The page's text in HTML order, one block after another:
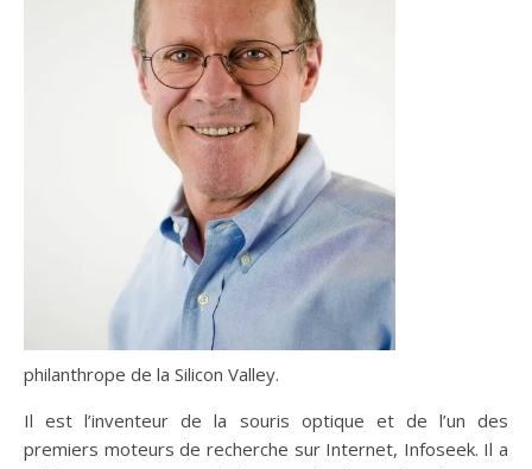
philanthrope de la Silicon Valley.
Il est l’inventeur de la souris optique et de l’un des
premiers moteurs de recherche sur Internet, Infoseek. Il a